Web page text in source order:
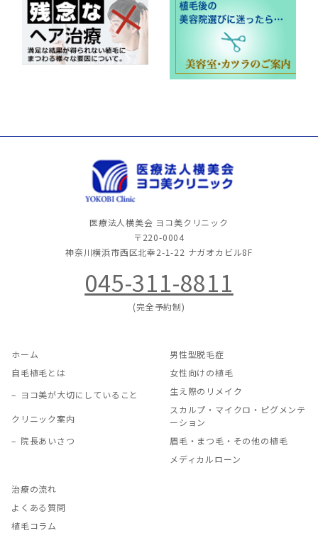
医療法人横美会 ヨコ美クリニック
〒220-0004
神奈川横浜市西区北幸2-1-22 ナガオカビル8F
045-311-8811
(完全予約制)
ホーム
自毛植毛とは
ヨコ美が大切にしていること
クリニック案内
院長あいさつ
男性型脱毛症
女性向けの植毛
生え際のリメイク
スカルプ・マイクロ・ピグメンテ
ーション
眉毛・まつ毛・その他の植毛
メディカルローン
治療の流れ
よくある質問
植毛コラム